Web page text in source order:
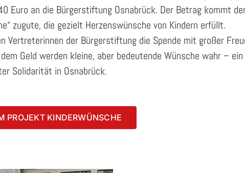
Euro an die Bürgerstiftung Osnabrück. Der Betrag kommt
zugute, die gezielt Herzenswünsche von Kindern erfüllt.
Vertreterinnen der Bürgerstiftung die Spende mit großer
Geld werden kleine, aber bedeutende Wünsche wahr –
Solidarität in Osnabrück.
PROJEKT KINDERWÜNSCHE